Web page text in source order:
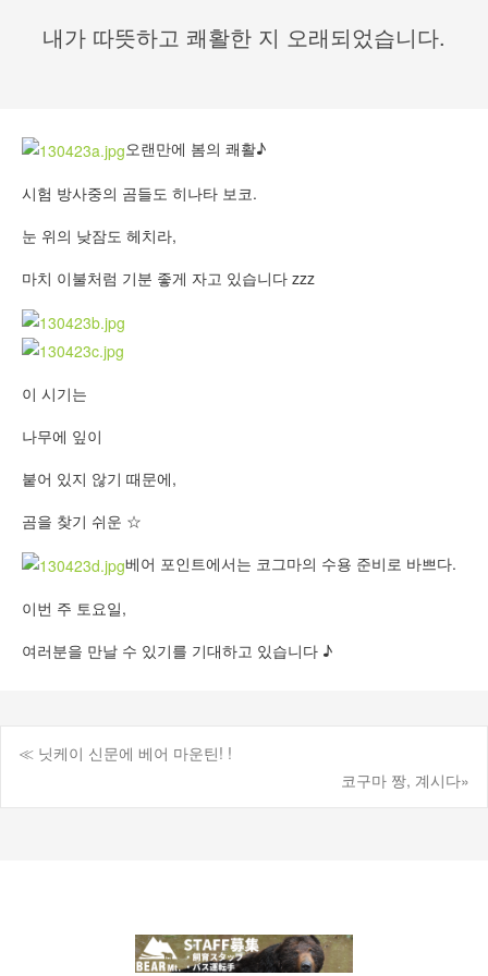
내가 따뜻하고 쾌활한 지 오래되었습니다.
오랜만에 봄의 쾌활♪
시험 방사중의 곰들도 히나타 보코.
눈 위의 낮잠도 헤치라,
마치 이불처럼 기분 좋게 자고 있습니다 zzz
이 시기는
나무에 잎이
붙어 있지 않기 때문에,
곰을 찾기 쉬운 ☆
베어 포인트에서는 코그마의 수용 준비로 바쁘다.
이번 주 토요일,
여러분을 만날 수 있기를 기대하고 있습니다 ♪
게
≪ 닛케이 신문에 베어 마운틴! !
코구마 짱, 계시다»